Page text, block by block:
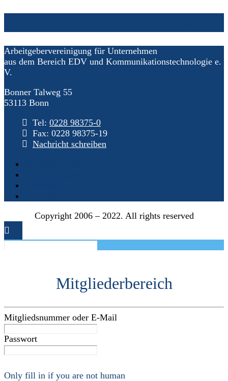
Arbeitgebervereinigung für Unternehmen
aus dem Bereich EDV und Kommunikationstechnologie e.
V.
Bonner Talweg 55
53113 Bonn
Tel: 0228 98375-0
Fax: 0228 98375-19
Nachricht schreiben
Copyright 2006 – 2022. All rights reserved
Mitgliederbereich
Mitgliedsnummer oder E-Mail
Passwort
Only fill in if you are not human